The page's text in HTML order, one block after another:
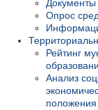
Опрос
Рейтинг
Анализ
положения